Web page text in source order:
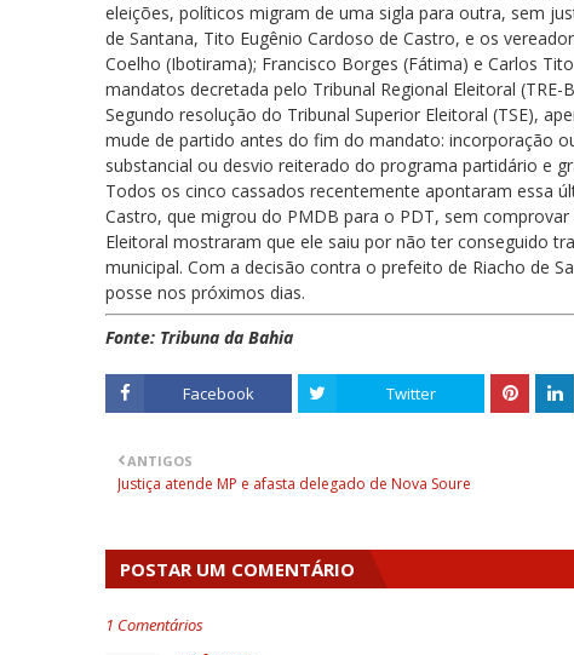
eleições, políticos migram de uma sigla para outra, sem
de Santana, Tito Eugênio Cardoso de Castro, e os
Coelho (Ibotirama); Francisco Borges (Fátima) e Carlos
mandatos decretada pelo Tribunal Regional Eleitoral (TRE-
Segundo resolução do Tribunal Superior Eleitoral (TSE),
mude de partido antes do fim do mandato: incorporação
substancial ou desvio reiterado do programa partidário e
Todos os cinco cassados recentemente apontaram essa
Castro, que migrou do PMDB para o PDT, sem
Eleitoral mostraram que ele saiu por não ter conseguido
municipal. Com a decisão contra o prefeito de Riacho de
posse nos próximos dias.
Fonte: Tribuna da Bahia
Facebook Twitter
ANTIGOS
Justiça atende MP e afasta delegado de Nova Soure
POSTAR UM COMENTÁRIO
1 Comentários